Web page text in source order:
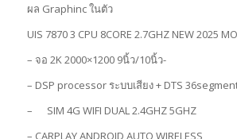
ผล Graphinc ในตัว
UIS 7870 3 CPU 8CORE 2.7GHZ NEW 2025
– จอ 2K 2000×1200 9นิ้ว/10นิ้ว-
– DSP processor ระบบเสียง + DTS
– SIM 4G WIFI DUAL 2.4GHZ 5GHZ
– CARPLAY ANDROID AUTO WIRELESS